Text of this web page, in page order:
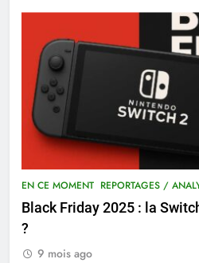
EN CE MOMENT REPORTAGES /
Black Friday 2025 : la
?
9 mois ago